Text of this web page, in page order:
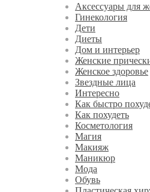
Аксессуары для
Гинекология
Дети
Диеты
Дом и интерьер
Женские
Женское здоровье
Звездные лица
Интересно
Как быстро
Как похудеть
Косметология
Магия
Макияж
Маникюр
Мода
Обувь